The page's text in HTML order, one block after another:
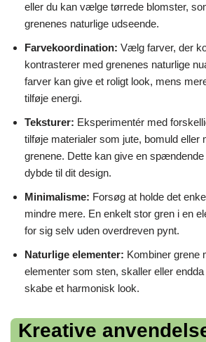
eller du kan vælge tørrede blomster,
grenenes naturlige udseende.
Farvekoordination: Vælg farver, der
kontrasterer med grenenes naturlige
farver kan give et roligt look, mens
tilføje energi.
Teksturer: Eksperimentér med
tilføje materialer som jute, bomuld eller
grenene. Dette kan give en
dybde til dit design.
Minimalisme: Forsøg at holde det
mindre mere. En enkelt stor gren i en
for sig selv uden overdreven pynt.
Naturlige elementer: Kombiner grene
elementer som sten, skaller eller
skabe et harmonisk look.
Kreative